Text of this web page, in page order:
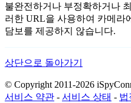
불완전하거나 부정확하거나
러한 URL을 사용하여 카메라
담보를 제공하지 않습니다.
상단으로 돌아가기
© Copyright 2011-2026
서비스 약관 - 서비스 상태 - 법